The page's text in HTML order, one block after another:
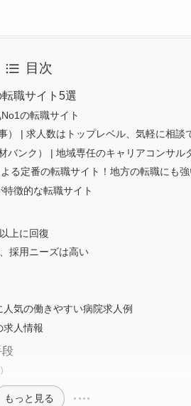
目次
職サイト5選
の転職サイト
） | 求人数はトップレベル、気軽に相談
ンク） | 地域専任のキャリアコンサル
る定番の転職サイト！地方の転職にも
徴的な転職サイト
上に回復
採用ニーズは高い
気の働きやすい病院求人例
求人情報
段
もっと見る